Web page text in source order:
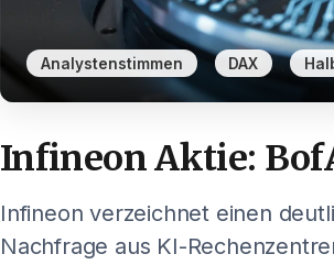
Analystenstimmen DAX ,
Infineon Aktie:
Infineon verzeichnet einen
Nachfrage aus KI-